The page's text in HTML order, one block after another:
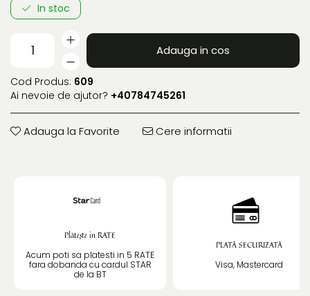
In stoc
Adauga in cos
Cod Produs: 609
Ai nevoie de ajutor? +40784745261
Adauga la Favorite Cere informatii
Plătește in RATE
Acum poti sa platesti in 5 RATE
fara dobanda cu cardul STAR
de la BT
PLATĂ SECURIZATĂ
Visa, Mastercard